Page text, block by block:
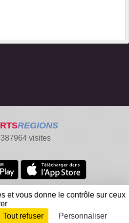
REGIONS
387964 visites
Gestion des cookies
Signaler un contenu inapproprié
Connexion
et vous donne le contrôle sur ceux
Tout refuser Personnaliser